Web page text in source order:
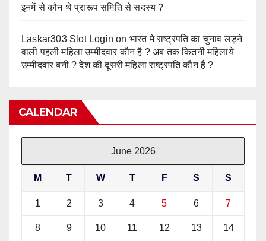
इनमें से कौन थे प्रारूप समिति से सदस्य ?
Laskar303 Slot Login on भारत मे राष्ट्रपति का चुनाव लड़ने
वाली पहली महिला उम्मीदवार कौन है ? अब तक कितनी महिलाये
उम्मीदवार बनी ? देश की दूसरी महिला राष्ट्रपति कौन है ?
CALENDAR
June 2026
M T W T F S S
1 2 3 4 5 6 7
8 9 10 11 12 13 14